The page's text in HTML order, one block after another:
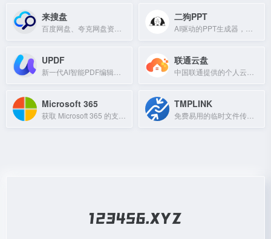
来搜盘 二狗PPT
UPDF 联通云盘
Microsoft 365 TMPLINK